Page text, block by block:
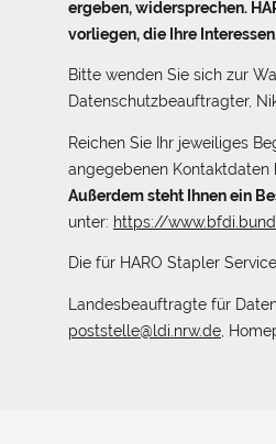
ergeben, widersprechen.
vorliegen, die Ihre
Bitte wenden Sie sich zur
Datenschutzbeauftragter,
Reichen Sie Ihr jeweiliges
angegebenen Kontaktdaten
Außerdem steht Ihnen ein
unter: https://
Die für HARO Stapler
Landesbeauftragte für
poststelle@ldi.nrw.de ,